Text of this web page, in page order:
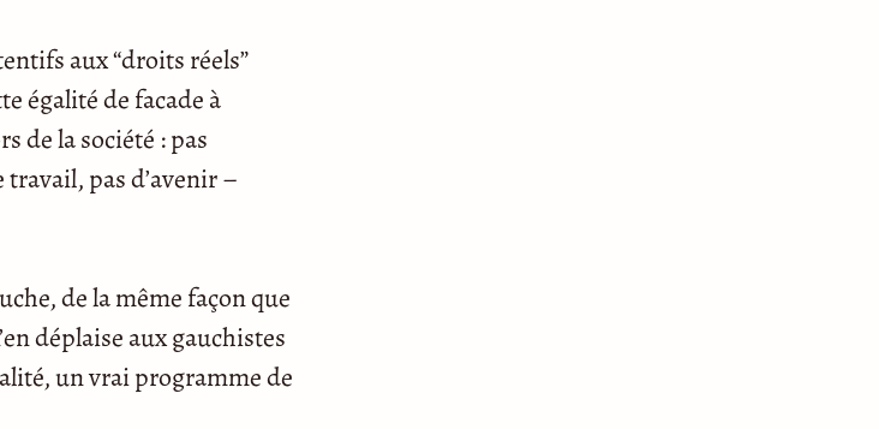
aux “droits réels”
égalité de facade à
de la société : pas
pas d’avenir –
de la même façon que
déplaise aux gauchistes
un vrai programme de